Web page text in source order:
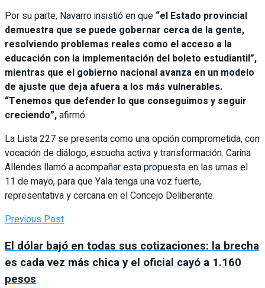
Por su parte, Navarro insistió en que “el Estado provincial
demuestra que se puede gobernar cerca de la gente,
resolviendo problemas reales como el acceso a la
educación con la implementación del boleto estudiantil”,
mientras que el gobierno nacional avanza en un modelo
de ajuste que deja afuera a los más vulnerables.
“Tenemos que defender lo que conseguimos y seguir
creciendo”,afirmó.
La Lista 227 se presenta como una opción comprometida, con
vocación de diálogo, escucha activa y transformación. Carina
Allendes llamó a acompañar esta propuesta en las urnas el
11 de mayo, para que Yala tenga una voz fuerte,
representativa y cercana en el Concejo Deliberante.
Previous Post
El dólar bajó en todas sus cotizaciones: la brecha
es cada vez más chica y el oficial cayó a 1.160
pesos